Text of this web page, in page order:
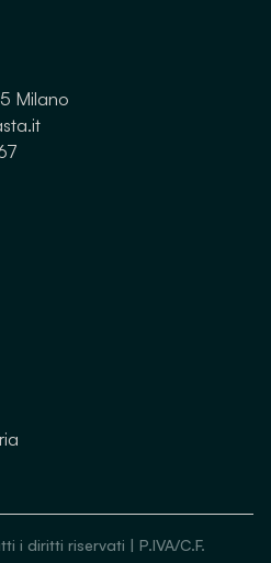
Milano
i diritti riservati | P.IVA/C.F.